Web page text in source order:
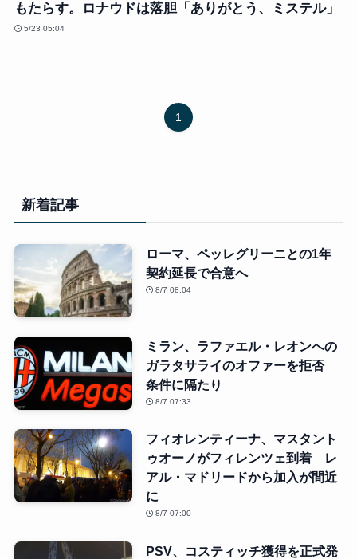
もたらす。ロナウドは落胆「ありがとう、ミステル」
5/23 05:04
1
新着記事
ローマ、ペッレグリーニとの1年
契約延長で合意へ
8/7 08:04
ミラン、ラファエル・レオンへの
ガラタサライのオファーを拒否
条件に隔たり
8/7 07:33
フィオレンティーナ、マスタント
ゥオーノがフィレンツェ到着 レ
アル・マドリードから加入が間近
に
8/7 07:00
PSV、コスティッチ獲得を正式発